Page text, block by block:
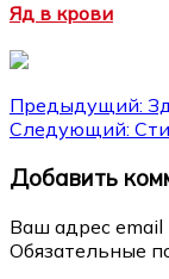
Яд в крови
Навигация
по
записям
Предыдущий:
Следующий:
Добавить
Ваш адрес email
Обязательные